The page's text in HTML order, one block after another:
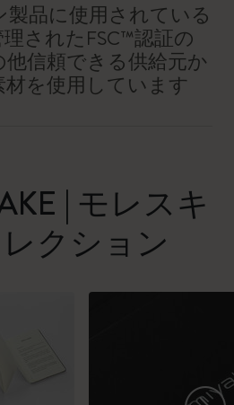
品に使用されている
されたFSC™認証の
信頼できる供給元か
を使用しています
| モレスキ
クション